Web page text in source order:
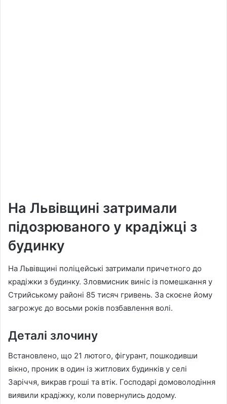
На Львівщині затримали
підозрюваного у крадіжці з
будинку
На Львівщині поліцейські затримали причетного до
крадіжки з будинку. Зловмисник виніс із помешкання у
Стрийському районі 85 тисяч гривень. За скоєне йому
загрожує до восьми років позбавлення волі.
Деталі злочину
Встановлено, що 21 лютого, фігурант, пошкодивши
вікно, проник в один із житлових будинків у селі
Заріччя, викрав гроші та втік. Господарі домоволодіння
виявили крадіжку, коли повернулись додому.